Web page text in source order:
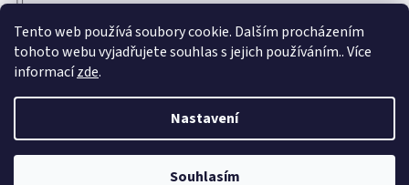
Tento web používá soubory cookie. Dalším procházením
tohoto webu vyjadřujete souhlas s jejich používáním.. Více
informacízde.
Nastavení
Souhlasím
Vytvořil Shoptet
DORBAS, s.r.o.. Všechna práva vyhrazena.